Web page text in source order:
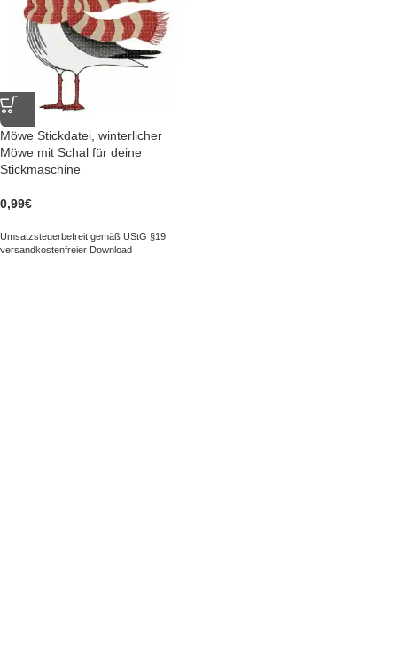
Möwe Stickdatei, winterlicher
Möwe mit Schal für deine
Stickmaschine
0,99€
Umsatzsteuerbefreit gemäß UStG §19
versandkostenfreier Download